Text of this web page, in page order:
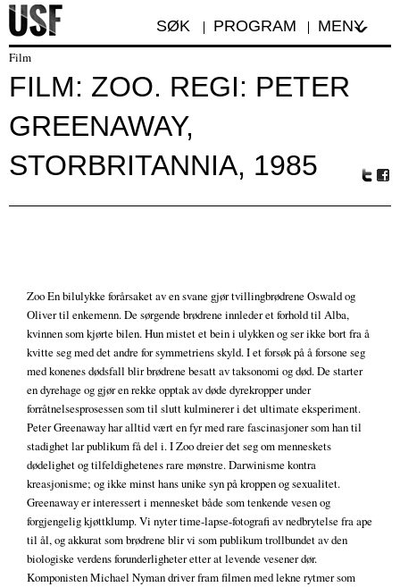
SØK PROGRAM MENY
Film
FILM: ZOO. REGI: PETER
GREENAWAY,
STORBRITANNIA, 1985
Zoo En bilulykke forårsaket av en svane gjør tvillingbrødrene Oswald og
Oliver til enkemenn. De sørgende brødrene innleder et forhold til Alba,
kvinnen som kjørte bilen. Hun mistet et bein i ulykken og ser ikke bort fra å
kvitte seg med det andre for symmetriens skyld. I et forsøk på å forsone seg
med konenes dødsfall blir brødrene besatt av taksonomi og død. De starter
en dyrehage og gjør en rekke opptak av døde dyrekropper under
forråtnelsesprosessen som til slutt kulminerer i det ultimate eksperiment.
Peter Greenaway har alltid vært en fyr med rare fascinasjoner som han til
stadighet lar publikum få del i. I Zoo dreier det seg om menneskets
dødelighet og tilfeldighetenes rare mønstre. Darwinisme kontra
kreasjonisme; og ikke minst hans unike syn på kroppen og sexualitet.
Greenaway er interessert i mennesket både som tenkende vesen og
forgjengelig kjøttklump. Vi nyter time-lapse-fotografi av nedbrytelse fra ape
til ål, og akkurat som brødrene blir vi som publikum trollbundet av den
biologiske verdens forunderligheter etter at levende vesener dør.
Komponisten Michael Nyman driver fram filmen med lekne rytmer som